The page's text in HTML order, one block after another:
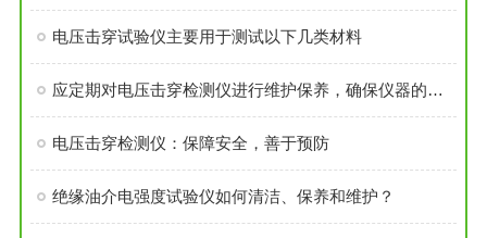
电压击穿试验仪主要用于测试以下几类材料
应定期对电压击穿检测仪进行维护保养，确保仪器的性能稳定可靠
电压击穿检测仪：保障安全，善于预防
绝缘油介电强度试验仪如何清洁、保养和维护？